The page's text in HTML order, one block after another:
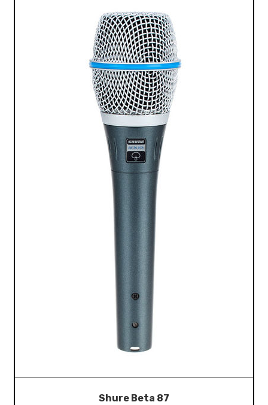
Shure Beta 87